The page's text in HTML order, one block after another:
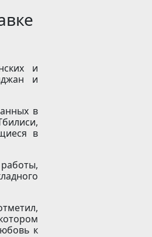
и
и
в
в
к